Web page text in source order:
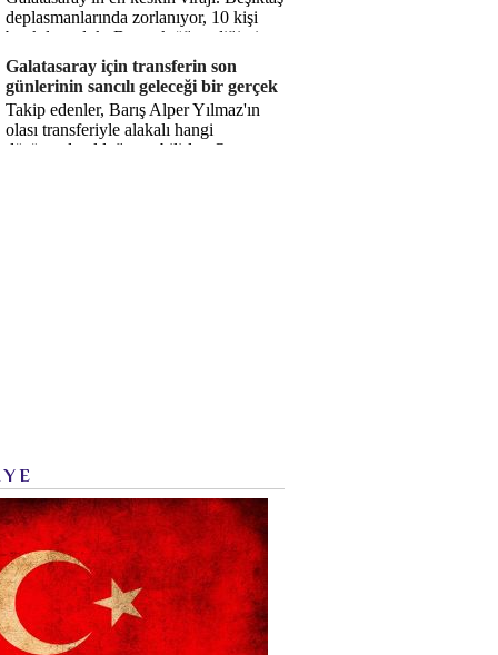
deplasmanlarında zorlanıyor, 10 kişi
bırakılıyorduk. Bu artık öğrendiğimiz
bir gerçek. Sane...
Galatasaray için transferin son
günlerinin sancılı geleceği bir gerçek
Takip edenler, Barış Alper Yılmaz'ın
olası transferiyle alakalı hangi
düşüncede olduğumu bilirler. O